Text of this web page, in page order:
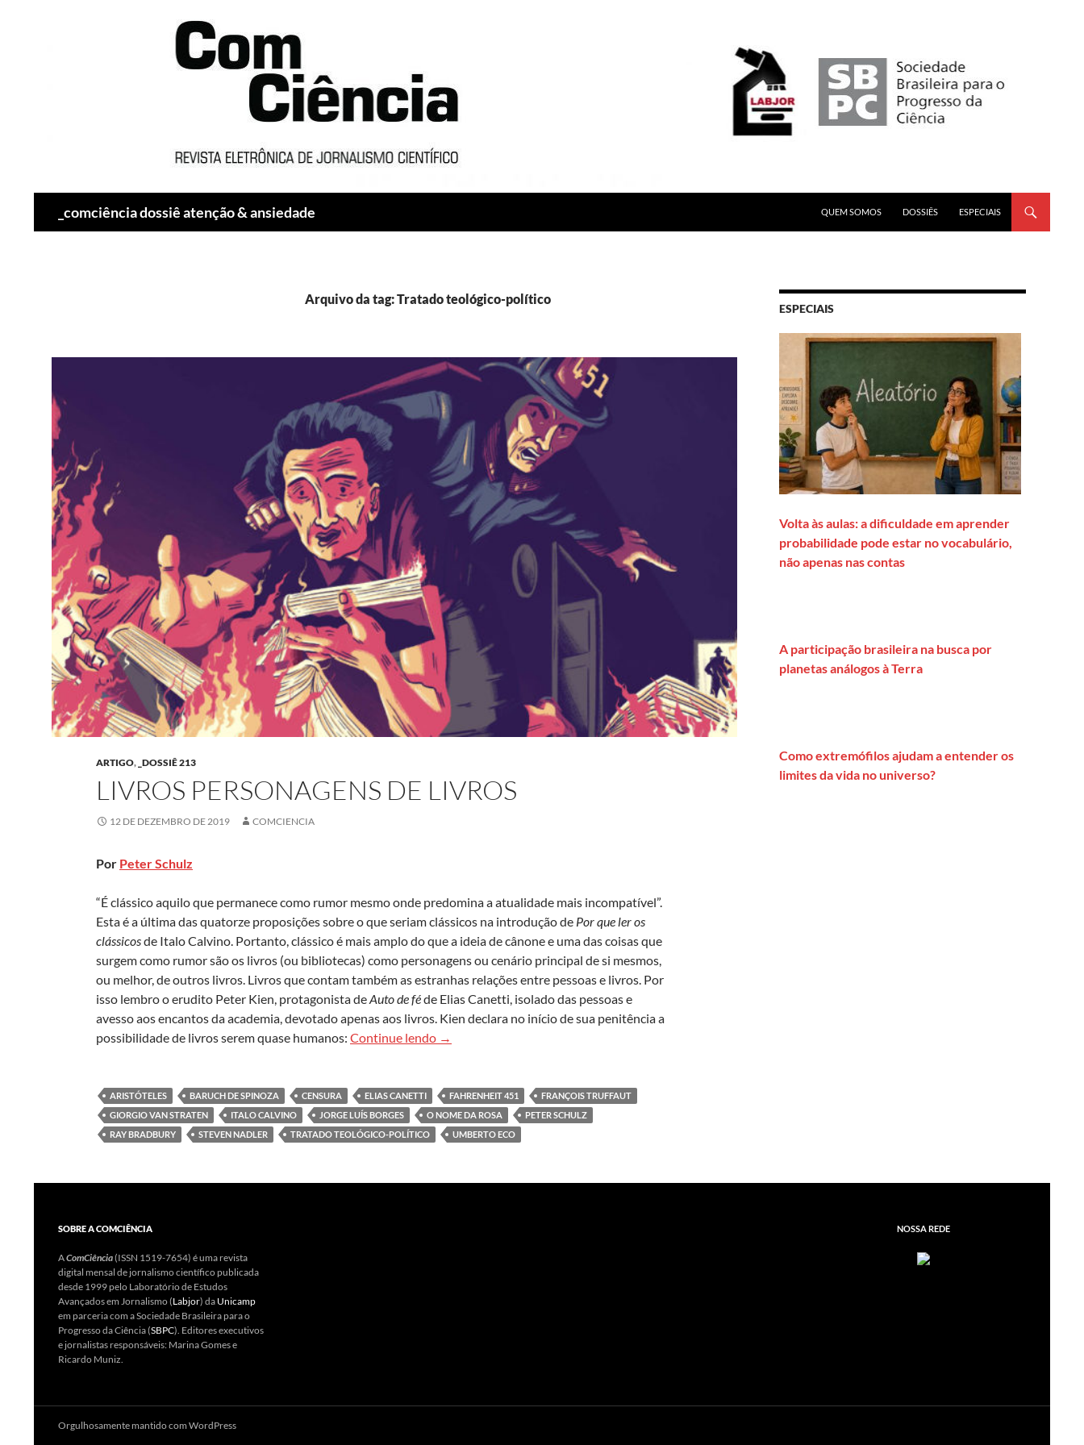
_comciência dossiê atenção & ansiedade
QUEM SOMOS
DOSSIÊS ESPECIAIS
Arquivo da tag: Tratado teológico-político
ARTIGO, _DOSSIÊ 213
LIVROS PERSONAGENS DE LIVROS
12 DE DEZEMBRO DE 2019 COMCIENCIA
Por Peter Schulz
“É clássico aquilo que permanece como rumor mesmo onde predomina a atualidade mais incompatível”.
Esta é a última das quatorze proposições sobre o que seriam clássicos na introdução de Por que ler os
clássicosde Italo Calvino. Portanto, clássico é mais amplo do que a ideia de cânone e uma das coisas que
surgem como rumor são os livros (ou bibliotecas) como personagens ou cenário principal de si mesmos,
ou melhor, de outros livros. Livros que contam também as estranhas relações entre pessoas e livros. Por
isso lembro o erudito Peter Kien, protagonista deAuto de féde Elias Canetti, isolado das pessoas e
avesso aos encantos da academia, devotado apenas aos livros. Kien declara no início de sua penitência a
possibilidade de livros serem quase humanos: Continue lendo Livros personagens de livros
→
ARISTÓTELES BARUCH DE SPINOZA CENSURA ELIAS CANETTI FAHRENHEIT 451
FRANÇOIS TRUFFAUT
GIORGIO VAN STRATEN
ITALO CALVINO JORGE LUÍS BORGES O NOME DA ROSA
PETER SCHULZ
RAY BRADBURY
STEVEN NADLER TRATADO TEOLÓGICO-POLÍTICO UMBERTO ECO
ESPECIAIS
Volta às aulas: a dificuldade em aprender
probabilidade pode estar no vocabulário,
não apenas nas contas
A participação brasileira na busca por
planetas análogos à Terra
Como extremófilos ajudam a entender os
limites da vida no universo?
SOBRE A COMCIÊNCIA
AComCiência(ISSN 1519-7654) é uma revista
digital mensal de jornalismo científico publicada
desde 1999 pelo Laboratório de Estudos
Avançados em Jornalismo (Labjor) da Unicamp
em parceria com a Sociedade Brasileira para o
Progresso da Ciência (SBPC). Editores executivos
e jornalistas responsáveis: Marina Gomes e
Ricardo Muniz.
NOSSA REDE
Orgulhosamente mantido com WordPress